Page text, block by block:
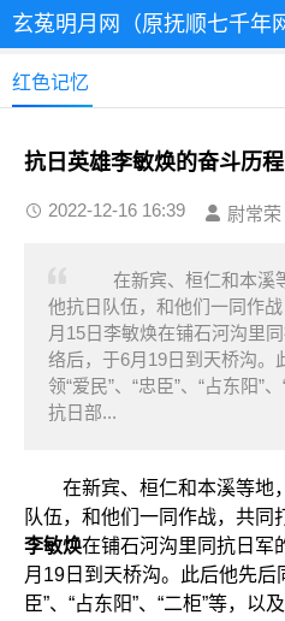
玄菟明月网（原抚顺七千年
红色记忆
抗日英雄李敏焕的奋斗历程
2022-12-16 16:39 尉常荣
在新宾、桓仁和本溪
他抗日队伍，和他们一同作
月15日李敏焕在铺石河沟里
络后，于6月19日到天桥沟。
领“爱民”、“忠臣”、“占东阳”
抗日部...
在新宾、桓仁和本溪等地，
队伍，和他们一同作战，共同
李敏焕在铺石河沟里同抗日军
月19日到天桥沟。此后他先后
臣”、“占东阳”、“二柜”等，